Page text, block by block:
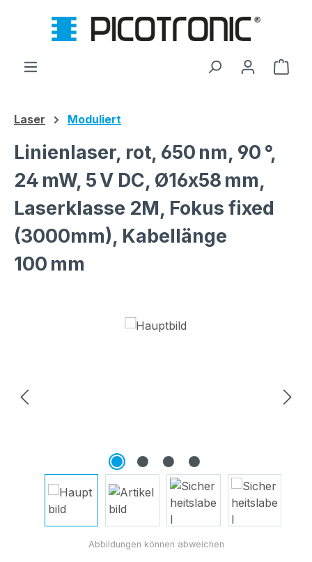
Zum Hauptinhalt springen
Laser Moduliert
Linienlaser, rot, 650 nm, 90 °,
24 mW, 5 V DC, Ø16x58 mm,
Laserklasse 2M, Fokus fixed
(3000mm), Kabellänge
100 mm
Bildergalerie überspringen